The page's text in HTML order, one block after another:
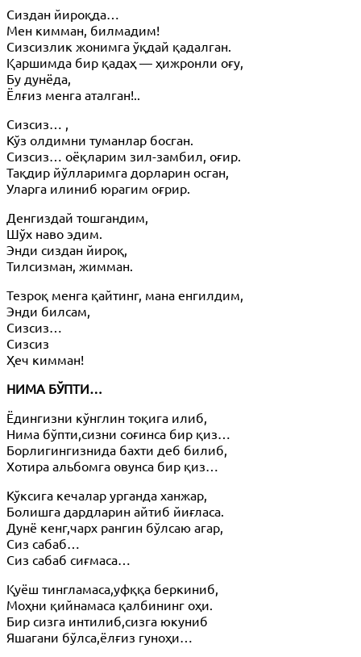
Сиздан йироқда…
Мен кимман, билмадим!
Сизсизлик жонимга ўқдай қадалган.
Қаршимда бир қадаҳ — ҳижронли оғу,
Бу дунёда,
Ёлғиз менга аталган!..
Сизсиз… ,
Кўз олдимни туманлар босган.
Сизсиз… оёқларим зил-замбил, оғир.
Тақдир йўлларимга дорларин осган,
Уларга илиниб юрагим оғрир.
Денгиздай тошгандим,
Шўх наво эдим.
Энди сиздан йироқ,
Тилсизман, жимман.
Тезроқ менга қайтинг, мана енгилдим,
Энди билсам,
Сизсиз…
Сизсиз
Ҳеч кимман!
НИМА БЎПТИ…
Ёдингизни кўнглин тоқига илиб,
Нима бўпти,сизни соғинса бир қиз…
Борлигингизнида бахти деб билиб,
Хотира альбомга овунса бир қиз…
Кўксига кечалар урганда ханжар,
Болишга дардларин айтиб йиғласа.
Дунё кенг,чарх рангин бўлсаю агар,
Сиз сабаб…
Сиз сабаб сиғмаса…
Қуёш тингламаса,уфққа беркиниб,
Моҳни қийнамаса қалбининг оҳи.
Бир сизга интилиб,сизга юкуниб
Яшагани бўлса,ёлғиз гуноҳи…